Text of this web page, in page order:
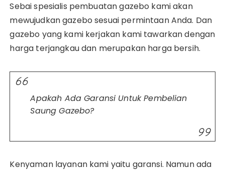
Sebai spesialis pembuatan gazebo kami akan
mewujudkan gazebo sesuai permintaan Anda. Dan
gazebo yang kami kerjakan kami tawarkan dengan
harga terjangkau dan merupakan harga bersih.
Apakah Ada Garansi Untuk Pembelian
Saung Gazebo?
Kenyaman layanan kami yaitu garansi. Namun ada